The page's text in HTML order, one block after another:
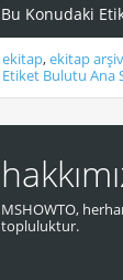
Bu Konudaki
ekitap,ekitap
Etiket Bulutu Ana
MSHOWTO,
topluluktur.